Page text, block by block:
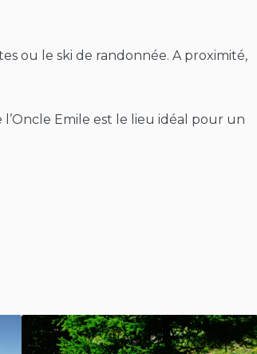
ou le ski de randonnée. A proximité,
Emile est le lieu idéal pour un